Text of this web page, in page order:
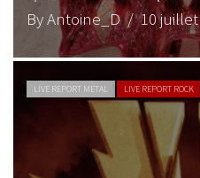
By Antoine_D/ 10 juillet
LIVE REPORT METAL LIVE REPORT ROCK